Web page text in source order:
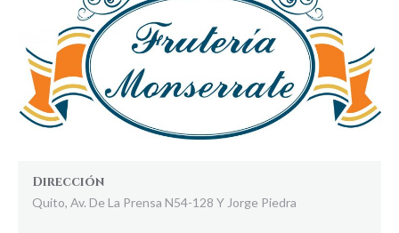
Dirección
Quito, Av. De La Prensa N54-128 Y Jorge Piedra